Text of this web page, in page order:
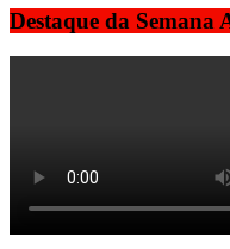
Destaque da Semana